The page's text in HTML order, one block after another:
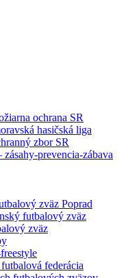
ochrana SR
hasičská liga
zbor SR
prevencia-zábava
zväz Poprad
futbalový zväz
zväz
federácia